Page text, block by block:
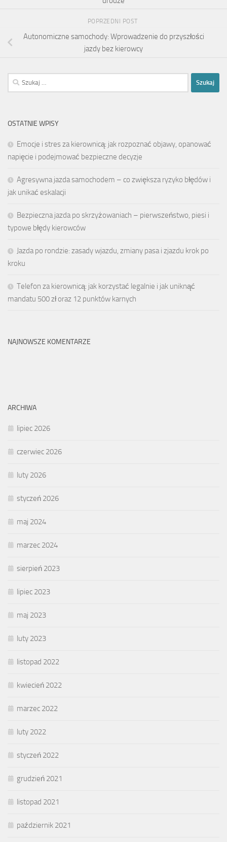
POPRZEDNI POST
Autonomiczne samochody: Wprowadzenie do przyszłości
jazdy bez kierowcy
Szukaj:
OSTATNIE WPISY
Emocje i stres za kierownicą: jak rozpoznać objawy, opanować
napięcie i podejmować bezpieczne decyzje
Agresywna jazda samochodem – co zwiększa ryzyko błędów i
jak unikać eskalacji
Bezpieczna jazda po skrzyżowaniach – pierwszeństwo, piesi i
typowe błędy kierowców
Jazda po rondzie: zasady wjazdu, zmiany pasa i zjazdu krok po
kroku
Telefon za kierownicą: jak korzystać legalnie i jak uniknąć
mandatu 500 zł oraz 12 punktów karnych
NAJNOWSZE KOMENTARZE
ARCHIWA
lipiec 2026
czerwiec 2026
luty 2026
styczeń 2026
maj 2024
marzec 2024
sierpień 2023
lipiec 2023
maj 2023
luty 2023
listopad 2022
kwiecień 2022
marzec 2022
luty 2022
styczeń 2022
grudzień 2021
listopad 2021
październik 2021